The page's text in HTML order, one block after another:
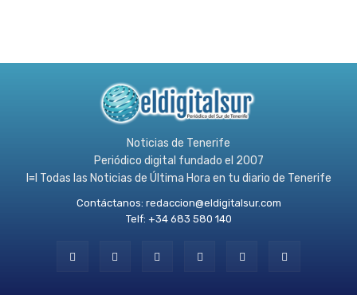
Noticias de Tenerife
Periódico digital fundado el 2007
l≡l Todas las Noticias de Última Hora en tu diario de Tenerife
Contáctanos: redaccion@eldigitalsur.com
Telf: +34 683 580 140